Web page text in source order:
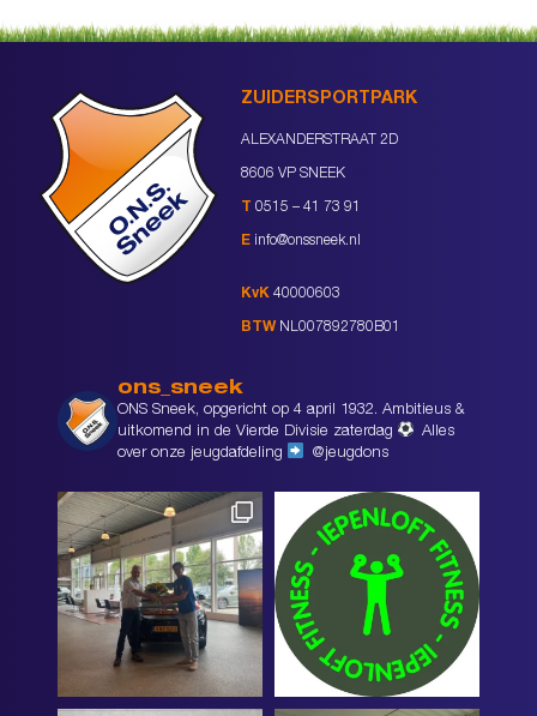
ZUIDERSPORTPARK
ALEXANDERSTRAAT 2D
8606 VP SNEEK
T 0515 – 41 73 91
E info@onssneek.nl
KvK 40000603
BTW NL007892780B01
ons_sneek
ONS Sneek, opgericht op 4 april 1932. Ambitieus &
uitkomend in de Vierde Divisie zaterdag
Alles
over onze jeugdafdeling
@jeugdons